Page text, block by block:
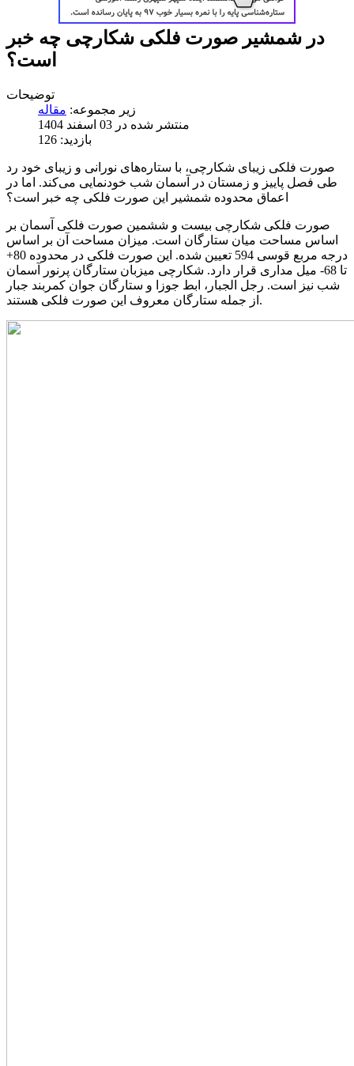
در شمشیر صورت فلکی شکارچی چه خبر
است؟
توضیحات
زیر مجموعه:
منتشر شده در 03 اسفند 1404
بازدید: 126
صورت فلکی زیبای شکارچی، با ستاره‌های نورانی و زیبای خود رد
طی فصل پاییز و زمستان در آسمان شب خودنمایی می‌کند. اما در
اعماق محدوده شمشیر این صورت فلکی چه خبر است؟
صورت فلکی شکارچی بیست و ششمین صورت فلکی آسمان بر
اساس مساحت میان ستارگان است. میزان مساحت آن بر اساس
درجه مربع قوسی 594 تعیین شده. این صورت فلکی در محدوده 80+
تا 68- میل مداری قرار دارد. شکارچی میزبان ستارگان پرنور آسمان
شب نیز است. رجل الجبار، ابط جوزا و ستارگان جوان کمربند جبار
از جمله ستارگان معروف این صورت فلکی هستند.